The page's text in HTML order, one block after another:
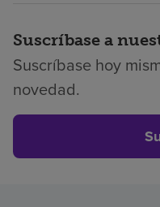
Suscríbase a
Suscríbase hoy
novedad.